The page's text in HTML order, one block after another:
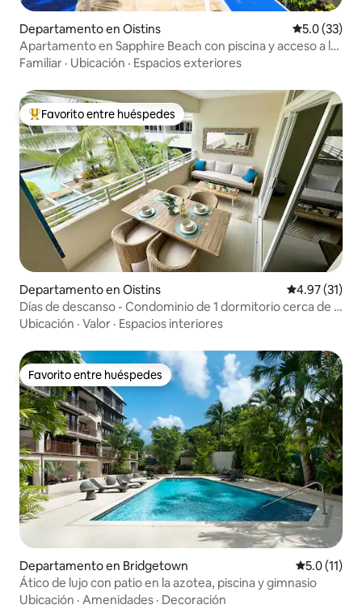
Departamento en Oistins Calificación
5.0 (33)
Apartamento en Sapphire Beach con piscina y acceso a la
playa-114
Familiar · Ubicación · Espacios exteriores
De los mejores en Favorito entre huéspedes
Favorito entre huéspedes
Departamento en Oistins Calificación
4.97 (31)
Días de descanso - Condominio de 1 dormitorio cerca de la
playa con piscina
Ubicación · Valor · Espacios interiores
Favorito entre huéspedes
Favorito entre huéspedes
Departamento en Bridgetown Calificación
5.0 (11)
Ático de lujo con patio en la azotea, piscina y gimnasio
Ubicación · Amenidades · Decoración